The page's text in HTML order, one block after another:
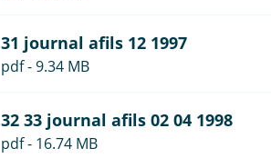
31 journal afils 12 1997
pdf - 9.34 MB
32 33 journal afils 02 04 1998
pdf - 16.74 MB